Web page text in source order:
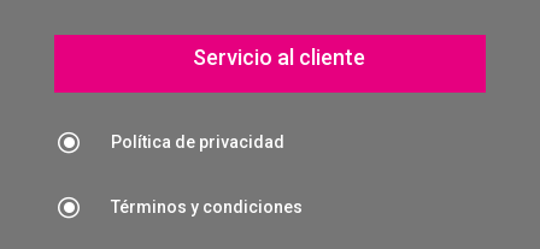
Servicio al cliente
\ Política de privacidad
\ Términos y condiciones